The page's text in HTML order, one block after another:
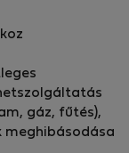
gáz, fűtés),
meghibásodása